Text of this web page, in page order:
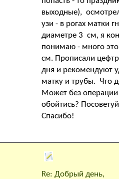
выходные),
узи - в рогах матки
диаметре 3 см, я
понимаю - много
см. Прописали
дня и рекомендуют
матку и трубы. Что
Может без
обойтись?
Спасибо!
Re: Добрый день,